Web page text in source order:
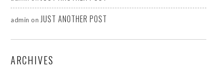
admin on JUST ANOTHER POST
ARCHIVES